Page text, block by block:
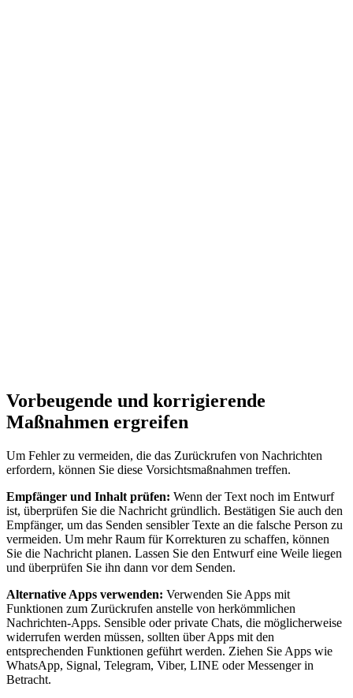
Vorbeugende und korrigierende
Maßnahmen ergreifen
Um Fehler zu vermeiden, die das Zurückrufen von Nachrichten
erfordern, können Sie diese Vorsichtsmaßnahmen treffen.
Empfänger und Inhalt prüfen: Wenn der Text noch im Entwurf
ist, überprüfen Sie die Nachricht gründlich. Bestätigen Sie auch den
Empfänger, um das Senden sensibler Texte an die falsche Person zu
vermeiden. Um mehr Raum für Korrekturen zu schaffen, können
Sie die Nachricht planen. Lassen Sie den Entwurf eine Weile liegen
und überprüfen Sie ihn dann vor dem Senden.
Alternative Apps verwenden: Verwenden Sie Apps mit
Funktionen zum Zurückrufen anstelle von herkömmlichen
Nachrichten-Apps. Sensible oder private Chats, die möglicherweise
widerrufen werden müssen, sollten über Apps mit den
entsprechenden Funktionen geführt werden. Ziehen Sie Apps wie
WhatsApp, Signal, Telegram, Viber, LINE oder Messenger in
Betracht.